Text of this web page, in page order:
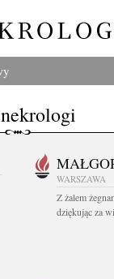
WARSZAWA
Z żalem
dziękując za